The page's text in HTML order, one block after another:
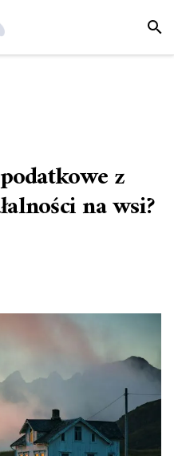
z
na wsi?